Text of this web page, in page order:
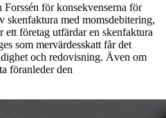
för konsekvenserna för
skenfaktura med momsdebitering,
företag utfärdar en skenfaktura
som mervärdesskatt får det
och redovisning. Även om
föranleder den